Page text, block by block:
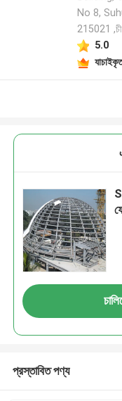
No 8,
215021
5.0
প্রস্তাবিত পণ্য